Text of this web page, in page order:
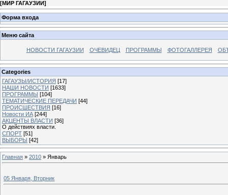
[МИР ГАГАУЗИИ]
Форма входа
Меню сайта
НОВОСТИ ГАГАУЗИИ ОЧЕВИДЕЦ ПРОГРАММЫ ФОТОГАЛЛЕРЕЯ
Categories
ГАГАУЗЫ/ИСТОРИЯ [17]
НАШИ НОВОСТИ [1633]
ПРОГРАММЫ [104]
ТЕМАТИЧЕСКИЕ ПЕРЕДАЧИ [44]
ПРОИСШЕСТВИЯ [16]
Новости ИА [244]
АКЦЕНТЫ ВЛАСТИ [36]
О действиях власти.
СПОРТ [51]
ВЫБОРЫ [42]
Главная » 2010 » Январь
05 Января, Вторник